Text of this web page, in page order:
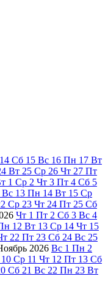
14 Сб 15 Вс 16 Пн 17 Вт
Вт 25 Ср 26 Чт 27 Пт
1 Ср 2 Чт 3 Пт 4 Сб 5
Вс 13 Пн 14 Вт 15 Ср
Ср 23 Чт 24 Пт 25 Сб
Чт 1 Пт 2 Сб 3 Вс 4
12 Вт 13 Ср 14 Чт 15
22 Пт 23 Сб 24 Вс 25
2026 Вс 1 Пн 2
10 Ср 11 Чт 12 Пт 13 Сб
Сб 21 Вс 22 Пн 23 Вт